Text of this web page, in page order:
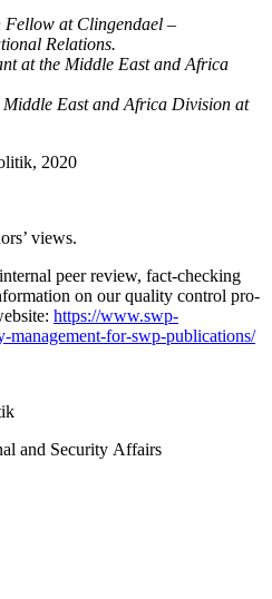
Fellow at Clingendael –
Relations.
at the Middle Eastand Africa
Middle Eastand Africa Division at
2020
views.
peer review, fact-checking
on our quality control pro­
https://www.swp-
management-for-swp-publications/
and Security Affairs